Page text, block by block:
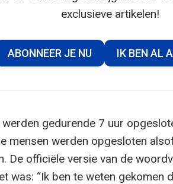
exclusieve artikelen!
ABONNEER JE NU IK BEN AL
gedurende 7 uur
mensen werden opgesloten
De officiële versie van de
was: “Ik ben te weten gekomen